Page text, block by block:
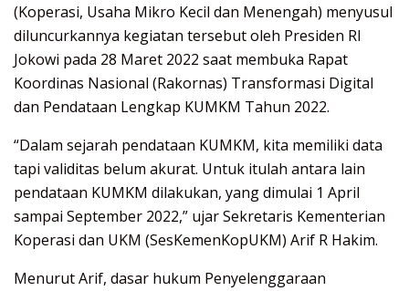
(Koperasi, Usaha Mikro Kecil dan Menengah) menyusul
diluncurkannya kegiatan tersebut oleh Presiden RI
Jokowi pada 28 Maret 2022 saat membuka Rapat
Koordinas Nasional (Rakornas) Transformasi Digital
dan Pendataan Lengkap KUMKM Tahun 2022.
“Dalam sejarah pendataan KUMKM, kita memiliki data
tapi validitas belum akurat. Untuk itulah antara lain
pendataan KUMKM dilakukan, yang dimulai 1 April
sampai September 2022,” ujar Sekretaris Kementerian
Koperasi dan UKM (SesKemenKopUKM) Arif R Hakim.
Menurut Arif, dasar hukum Penyelenggaraan